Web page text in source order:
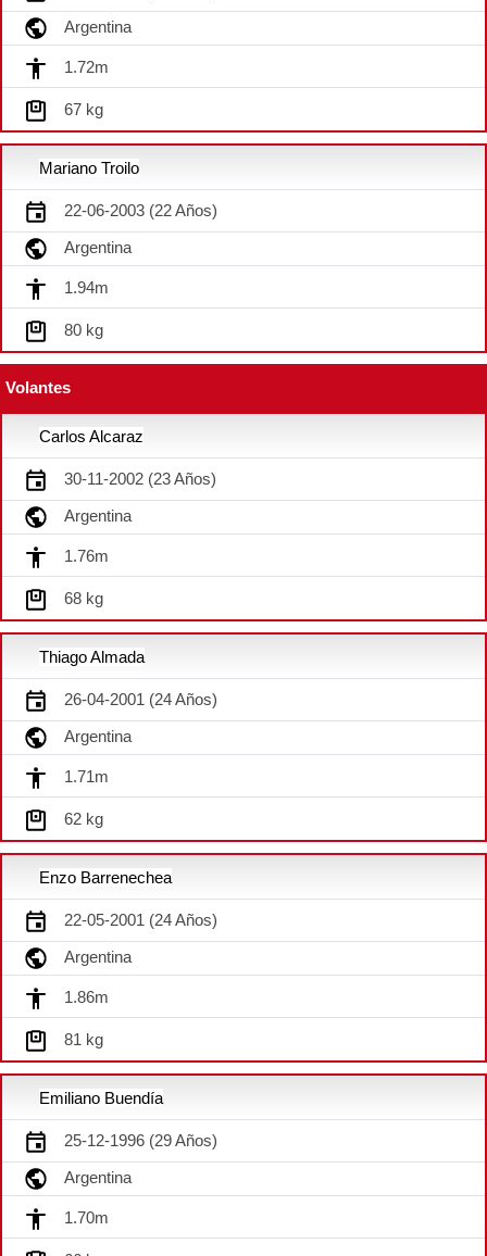
Argentina
1.72m
67 kg
Mariano Troilo
22-06-2003 (22 Años)
Argentina
1.94m
80 kg
Volantes
Carlos Alcaraz
30-11-2002 (23 Años)
Argentina
1.76m
68 kg
Thiago Almada
26-04-2001 (24 Años)
Argentina
1.71m
62 kg
Enzo Barrenechea
22-05-2001 (24 Años)
Argentina
1.86m
81 kg
Emiliano Buendía
25-12-1996 (29 Años)
Argentina
1.70m